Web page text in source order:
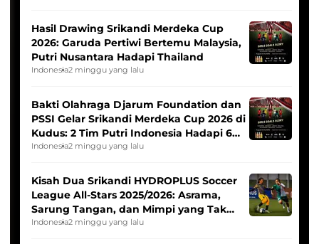
Hasil Drawing Srikandi Merdeka Cup
2026: Garuda Pertiwi Bertemu Malaysia,
Putri Nusantara Hadapi Thailand
Indonesia2 minggu yang lalu
Bakti Olahraga Djarum Foundation dan
PSSI Gelar Srikandi Merdeka Cup 2026 di
Kudus: 2 Tim Putri Indonesia Hadapi 6
Tim Asia
Indonesia2 minggu yang lalu
Kisah Dua Srikandi HYDROPLUS Soccer
League All-Stars 2025/2026: Asrama,
Sarung Tangan, dan Mimpi yang Tak
Pernah Padam
Indonesia2 minggu yang lalu